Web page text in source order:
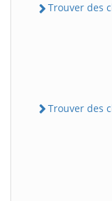
Trouver des
Trouver des